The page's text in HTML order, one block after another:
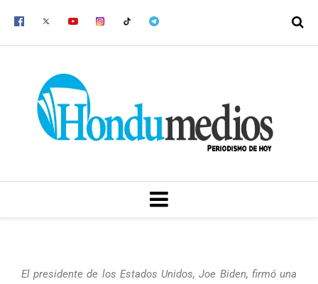
MENU
El presidente de los Estados Unidos, Joe Biden, firmó una